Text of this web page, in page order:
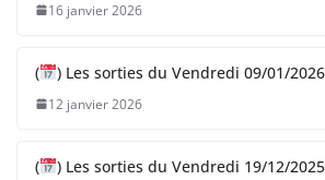
16 janvier 2026
( ) Les sorties du Vendredi 09/01/2026
12 janvier 2026
( ) Les sorties du Vendredi 19/12/2025